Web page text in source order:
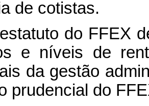
de cotistas.
do FFEX
e níveis de
da gestão
prudencial do